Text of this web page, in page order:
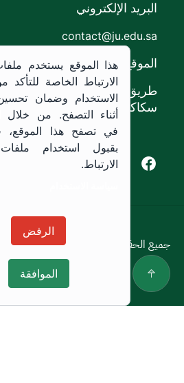
البريد الإلكتروني
contact@ju.edu.sa
الموقع
طريق الملك خالد،
سكاكا, المملكة العربية
of Jouf University
X of Jouf University
سياسة الاستخدام
جميع الحقوق
الجوف
هذا الموقع يستخدم
الارتباط الخاصة
الاستخدام وضمان
أثناء التصفح. من خلال
في تصفح هذا الموقع،
بقبول استخدام
الارتباط.
الرفض
الموافقة